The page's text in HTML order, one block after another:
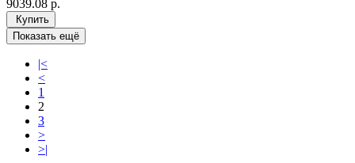
9039.08 р.
Купить
Показать ещё
|<
<
1
2
3
>
>|